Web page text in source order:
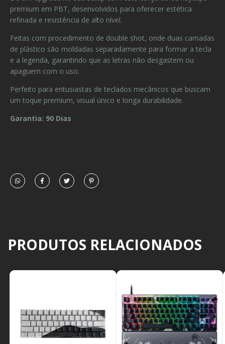
premium em PBT, desenvolvidos para oferecer estética
refinada e resistência de alto nível.
Feitas com procedimento de double shot, onde duas camadas
de plástico são moldadas separadamente para formar a tecla
e a legenda, garantindo que as letras não desgastem ou
apaguem com o uso.
Perfeito para entusiastas de teclados mecânicos que buscam
um toque premium, visual único e longa durabilidade.
Garantia: 90 Dias
PRODUTOS RELACIONADOS